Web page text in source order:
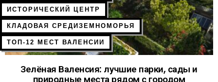
ИСТОРИЧЕСКИЙ ЦЕНТР
КЛАДОВАЯ СРЕДИЗЕМНОМОРЬЯ
ТОП-12 МЕСТ ВАЛЕНСИИ
Зелёная Валенсия: лучшие парки, сады и
природные места рядом с городом